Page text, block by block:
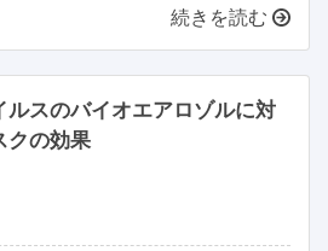
続きを読む
ルスのバイオエアロゾルに対
クの効果